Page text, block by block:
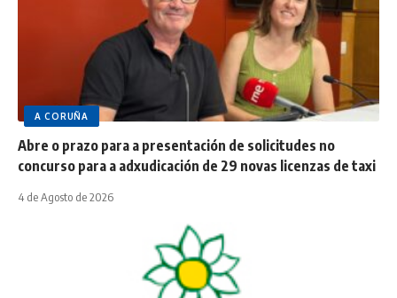
A CORUÑA
Abre o prazo para a presentación de solicitudes no
concurso para a adxudicación de 29 novas licenzas de taxi
4 de Agosto de 2026